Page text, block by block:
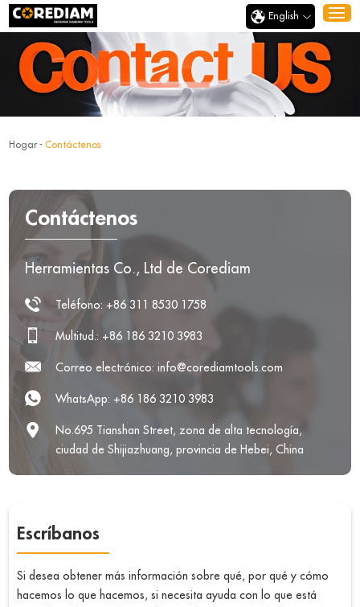
English
Hogar-Contáctenos
Contáctenos
Herramientas Co., Ltd de Corediam
Teléfono: +86 311 8530 1758
Multitud.: +86 186 3210 3983
Correo electrónico:info@corediamtools.com
WhatsApp: +86 186 3210 3983
No.695 Tianshan Street, zona de alta tecnología,
ciudad de Shijiazhuang, provincia de Hebei, China
Escríbanos
Si desea obtener más información sobre qué, por qué y cómo
hacemos lo que hacemos, si necesita ayuda con lo que está